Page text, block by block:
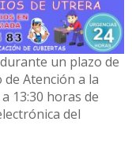
un plazo de
de Atención a la
13:30 horas de
del